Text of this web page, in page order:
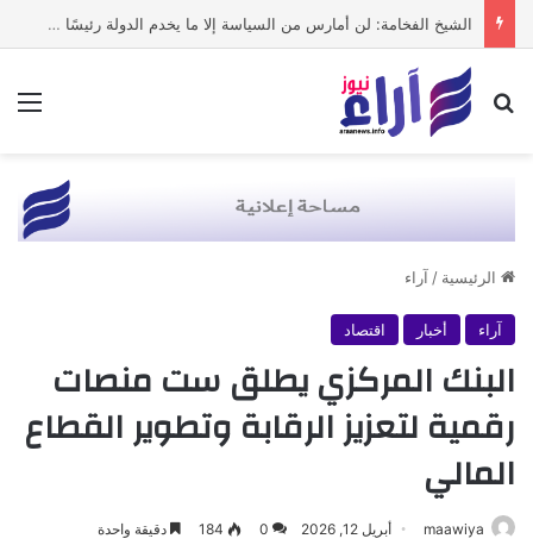
الشيخ الفخامة: لن أمارس من السياسة إلا ما يخدم الدولة رئيسًا وحكومةً وشعبًا
بحث عن
الرئيسية / آراء
آراء أخبار اقتصاد
البنك المركزي يطلق ست منصات
رقمية لتعزيز الرقابة وتطوير القطاع
المالي
maawiya أبريل 12, 2026 0
184 دقيقة واحدة